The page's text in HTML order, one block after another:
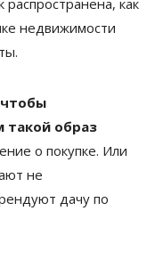
недвижимости
чтобы
такой образ
о покупке. Или
не
дачу по